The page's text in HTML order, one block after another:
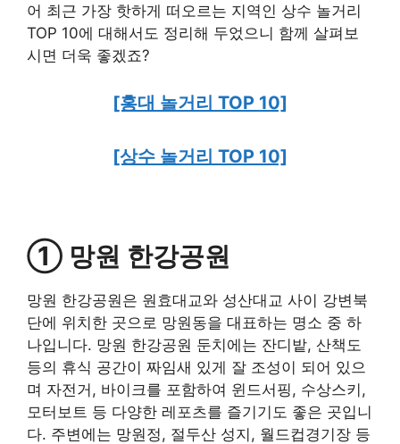
어 최근 가장 핫하게 떠오르는 지역인 상수 놀거리
TOP 10에 대해서도 정리해 두었으니 함께 살펴보
시면 더욱 좋겠죠?
[홍대 놀거리 TOP 10]
[상수 놀거리 TOP 10]
① 망원 한강공원
망원 한강공원은 원효대교와 성산대교 사이 강변북
단에 위치한 곳으로 망원동을 대표하는 명소 중 하
나입니다. 망원 한강공원 둔치에는 잔디밭, 산책도
등의 휴식 공간이 짜임새 있게 잘 조성이 되어 있으
며 자전거, 바이크를 포함하여 윈드서핑, 수상스키,
모터보트 등 다양한 레포츠를 즐기기도 좋은 곳입니
다. 주변에는 망원정, 절두산 성지, 월드컵경기장 등